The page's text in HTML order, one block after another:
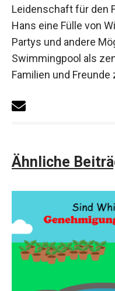
Leidenschaft für den
Hans eine Fülle von
Partys und andere
Swimmingpool als
Familien und Freunde
Ähnliche